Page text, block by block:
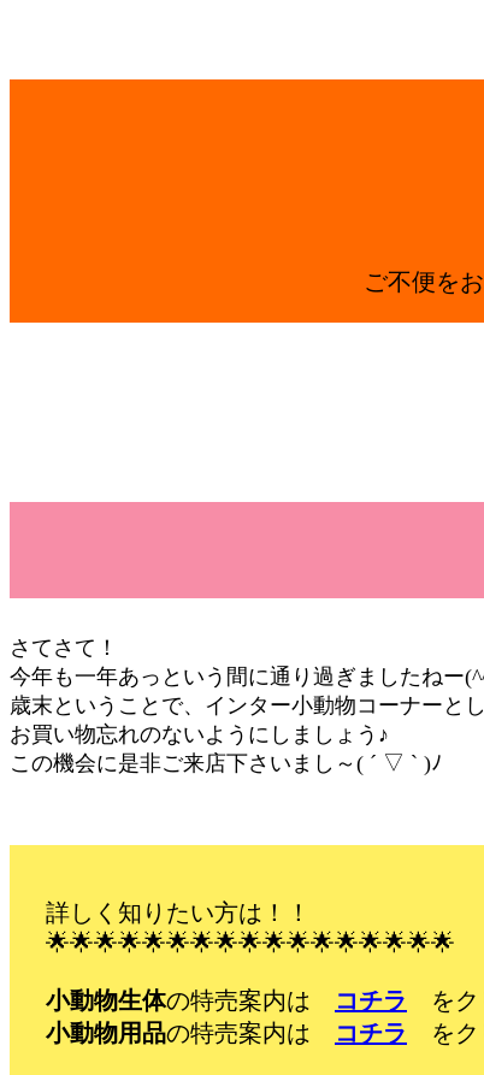
ご不便を
さてさて！
今年も一年あっという間に通り過ぎましたねー
歳末ということで、インター小動物コーナーと
お買い物忘れのないようにしましょう♪
この機会に是非ご来店下さいまし～( ´ ▽ ` )ﾉ
詳しく知りたい方は！！
🌟🌟🌟🌟🌟🌟🌟🌟🌟🌟🌟🌟🌟🌟🌟🌟🌟
小動物生体の特売案内は コチラ をク
小動物用品の特売案内は コチラ をク